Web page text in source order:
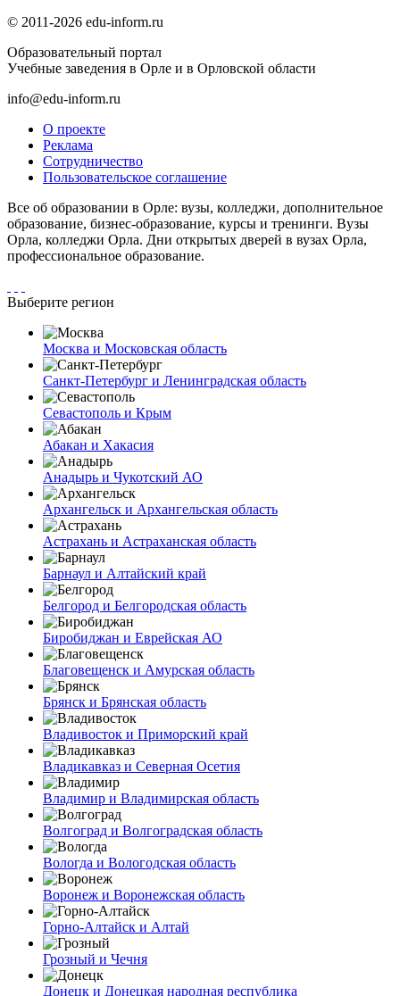
© 2011-2026 edu-inform.ru
Образовательный портал
Учебные заведения в Орле и в Орловской области
info@edu-inform.ru
О проекте
Реклама
Сотрудничество
Пользовательское соглашение
Все об образовании в Орле: вузы, колледжи, дополнительное
образование, бизнес-образование, курсы и тренинги. Вузы
Орла, колледжи Орла. Дни открытых дверей в вузах Орла,
профессиональное образование.
Выберите регион
Москва и Московская область
Санкт-Петербург и Ленинградская область
Севастополь и Крым
Абакан и Хакасия
Анадырь и Чукотский АО
Архангельск и Архангельская область
Астрахань и Астраханская область
Барнаул и Алтайский край
Белгород и Белгородская область
Биробиджан и Еврейская АО
Благовещенск и Амурская область
Брянск и Брянская область
Владивосток и Приморский край
Владикавказ и Северная Осетия
Владимир и Владимирская область
Волгоград и Волгоградская область
Вологда и Вологодская область
Воронеж и Воронежская область
Горно-Алтайск и Алтай
Грозный и Чечня
Донецк и Донецкая народная республика